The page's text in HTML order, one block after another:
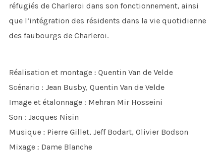
réfugiés de Charleroi dans son fonctionnement, ainsi
que l’intégration des résidents dans la vie quotidienne
des faubourgs de Charleroi.
Réalisation et montage : Quentin Van de Velde
Scénario : Jean Busby, Quentin Van de Velde
Image et étalonnage : Mehran Mir Hosseini
Son : Jacques Nisin
Musique : Pierre Gillet, Jeff Bodart, Olivier Bodson
Mixage : Dame Blanche